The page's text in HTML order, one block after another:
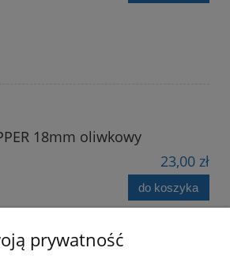
18mm oliwkowy
23,00 zł
do koszyka
prywatność